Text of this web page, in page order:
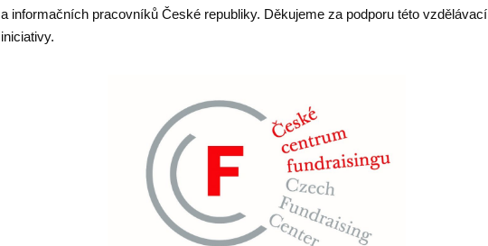
a informačních pracovníků České republiky. Děkujeme za podporu této vzdělávací
iniciativy.